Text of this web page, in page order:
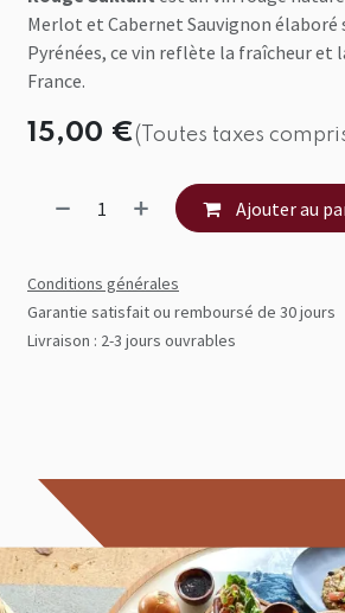
Merlot et Cabernet Sauvignon élaboré
Pyrénées, ce vin reflète la fraîcheur et
France.
15,00 €(Toutes taxes
Ajouter au
Conditions générales
Garantie satisfait ou remboursé de 30 jours
Livraison : 2-3 jours ouvrables